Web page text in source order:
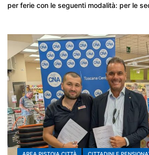
per ferie con le seguenti modalità: per le